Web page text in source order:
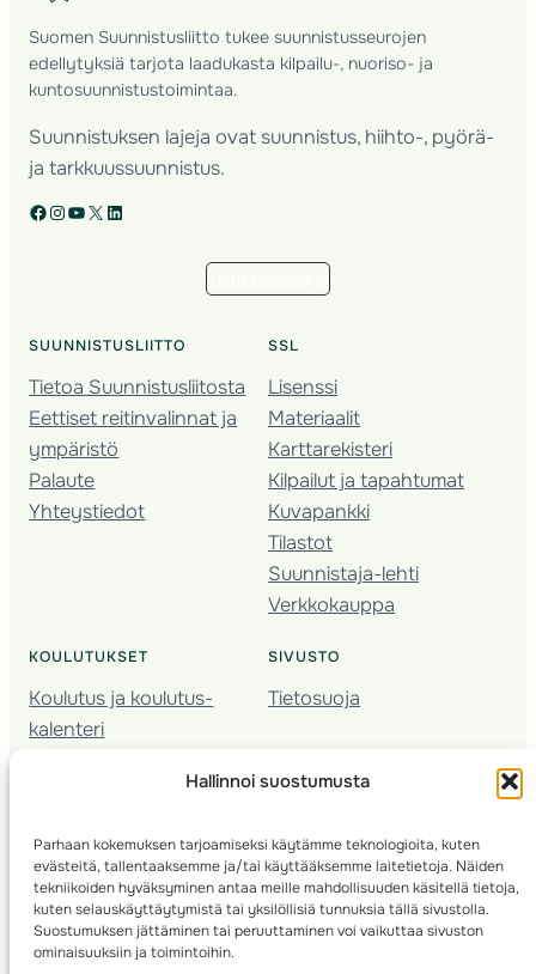
Hallinnoi suostumusta
Parhaan kokemuksen tarjoamiseksi käytämme teknologioita, kuten
evästeitä, tallentaaksemme ja/tai käyttääksemme laitetietoja. Näiden
tekniikoiden hyväksyminen antaa meille mahdollisuuden käsitellä tietoja,
kuten selauskäyttäytymistä tai yksilöllisiä tunnuksia tällä sivustolla.
Suostumuksen jättäminen tai peruuttaminen voi vaikuttaa sivuston
ominaisuuksiin ja toimintoihin.
Suomen Suunnistusliitto tukee suunnistusseurojen
edellytyksiä tarjota laadukasta kilpailu-, nuoriso- ja
kuntosuunnistustoimintaa.
Suunnistuksen lajeja ovat suunnistus, hiihto-, pyörä-
ja tarkkuussuunnistus.
Facebook Instagram YouTube X LinkedIn
SUUNNISTUSLIITTO
Tietoa Suunnistusliitosta
Eettiset reitinvalinnat ja
ympäristö
Palaute
Yhteystiedot
SSL
Lisenssi
Materiaalit
Karttarekisteri
Kilpailut ja tapahtumat
Kuvapankki
Tilastot
Suunnistaja-lehti
Verkkokauppa
KOULUTUKSET
Koulutus ja koulutus­
kalenteri
Seura­kehittäminen
Kartoitus
Ratamestari
SIVUSTO
Tietosuoja
© 2025 ·Suomen Suunnistusliitto· Valimotie 10, 00380 Helsinki, Finland